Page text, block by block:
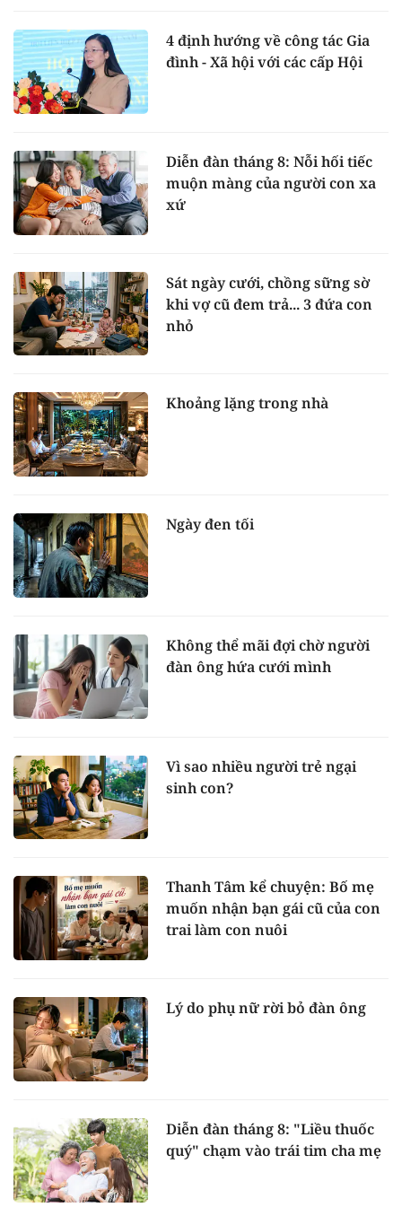
4 định hướng về công tác Gia
đình - Xã hội với các cấp Hội
Diễn đàn tháng 8: Nỗi hối tiếc
muộn màng của người con xa
xứ
Sát ngày cưới, chồng sững sờ
khi vợ cũ đem trả... 3 đứa con
nhỏ
Khoảng lặng trong nhà
Ngày đen tối
Không thể mãi đợi chờ người
đàn ông hứa cưới mình
Vì sao nhiều người trẻ ngại
sinh con?
Thanh Tâm kể chuyện: Bố mẹ
muốn nhận bạn gái cũ của con
trai làm con nuôi
Lý do phụ nữ rời bỏ đàn ông
Diễn đàn tháng 8: "Liều thuốc
quý" chạm vào trái tim cha mẹ